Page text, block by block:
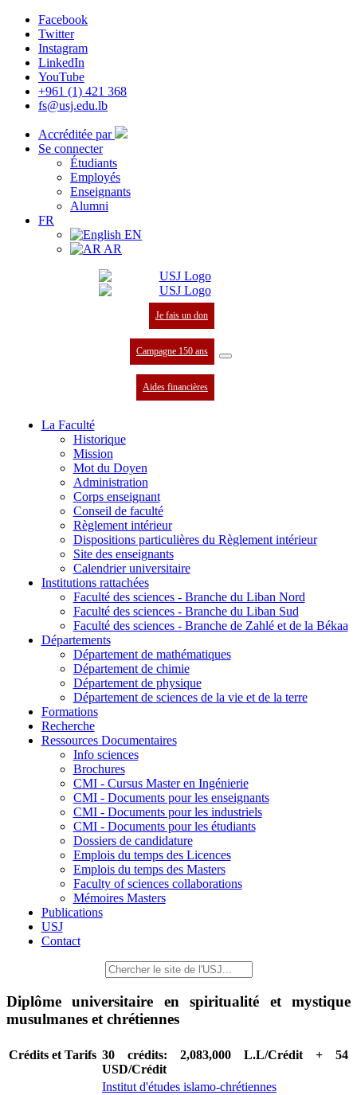
Facebook
Twitter
Instagram
LinkedIn
YouTube
+961 (1) 421 368
fs@usj.edu.lb
Accréditée par
Se connecter
Étudiants
Employés
Enseignants
Alumni
FR
EN
AR
Je fais un don
Campagne 150 ans
Aides financières
La Faculté
Historique
Mission
Mot du Doyen
Administration
Corps enseignant
Conseil de faculté
Règlement intérieur
Dispositions particulières du Règlement intérieur
Site des enseignants
Calendrier universitaire
Institutions rattachées
Faculté des sciences - Branche du Liban Nord
Faculté des sciences - Branche du Liban Sud
Faculté des sciences - Branche de Zahlé et de la Békaa
Départements
Département de mathématiques
Département de chimie
Département de physique
Département de sciences de la vie et de la terre
Formations
Recherche
Ressources Documentaires
Info sciences
Brochures
CMI - Cursus Master en Ingénierie
CMI - Documents pour les enseignants
CMI - Documents pour les industriels
CMI - Documents pour les étudiants
Dossiers de candidature
Emplois du temps des Licences
Emplois du temps des Masters
Faculty of sciences collaborations
Mémoires Masters
Publications
USJ
Contact
Diplôme universitaire en spiritualité et mystique
musulmanes et chrétiennes
Crédits et Tarifs 30 crédits: 2,083,000 L.L/Crédit + 54
USD/Crédit
Institut d'études islamo-chrétiennes